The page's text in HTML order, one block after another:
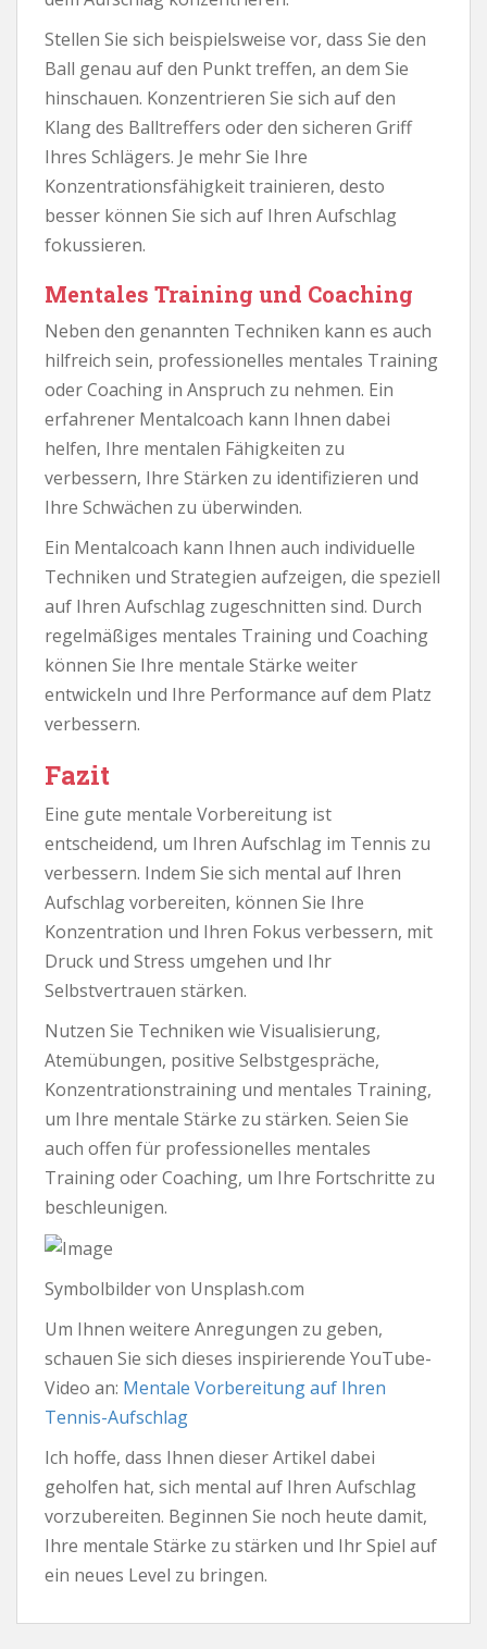
Stellen Sie sich beispielsweise vor, dass Sie den
Ball genau auf den Punkt treffen, an dem Sie
hinschauen. Konzentrieren Sie sich auf den
Klang des Balltreffers oder den sicheren Griff
Ihres Schlägers. Je mehr Sie Ihre
Konzentrationsfähigkeit trainieren, desto
besser können Sie sich auf Ihren Aufschlag
fokussieren.
Mentales Training und Coaching
Neben den genannten Techniken kann es auch
hilfreich sein, professionelles mentales Training
oder Coaching in Anspruch zu nehmen. Ein
erfahrener Mentalcoach kann Ihnen dabei
helfen, Ihre mentalen Fähigkeiten zu
verbessern, Ihre Stärken zu identifizieren und
Ihre Schwächen zu überwinden.
Ein Mentalcoach kann Ihnen auch individuelle
Techniken und Strategien aufzeigen, die speziell
auf Ihren Aufschlag zugeschnitten sind. Durch
regelmäßiges mentales Training und Coaching
können Sie Ihre mentale Stärke weiter
entwickeln und Ihre Performance auf dem Platz
verbessern.
Fazit
Eine gute mentale Vorbereitung ist
entscheidend, um Ihren Aufschlag im Tennis zu
verbessern. Indem Sie sich mental auf Ihren
Aufschlag vorbereiten, können Sie Ihre
Konzentration und Ihren Fokus verbessern, mit
Druck und Stress umgehen und Ihr
Selbstvertrauen stärken.
Nutzen Sie Techniken wie Visualisierung,
Atemübungen, positive Selbstgespräche,
Konzentrationstraining und mentales Training,
um Ihre mentale Stärke zu stärken. Seien Sie
auch offen für professionelles mentales
Training oder Coaching, um Ihre Fortschritte zu
beschleunigen.
Symbolbilder von Unsplash.com
Um Ihnen weitere Anregungen zu geben,
schauen Sie sich dieses inspirierende YouTube-
Video an: Mentale Vorbereitung auf Ihren
Tennis-Aufschlag
Ich hoffe, dass Ihnen dieser Artikel dabei
geholfen hat, sich mental auf Ihren Aufschlag
vorzubereiten. Beginnen Sie noch heute damit,
Ihre mentale Stärke zu stärken und Ihr Spiel auf
ein neues Level zu bringen.